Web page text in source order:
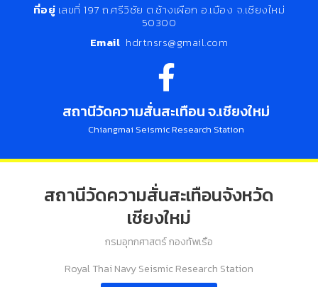
ที่อยู่ เลขที่ 197 ถ.ศรีวิชัย ต.ช้างเผือก อ.เมือง จ.เชียงใหม่
50300
Email hdrtnsrs@gmail.com
สถานีวัดความสั่นสะเทือน จ.เชียงใหม่
Chiangmai Seismic Research Station
สถานีวัดความสั่นสะเทือนจังหวัด
เชียงใหม่
กรมอุทกศาสตร์ กองทัพเรือ
Royal Thai Navy Seismic Research Station